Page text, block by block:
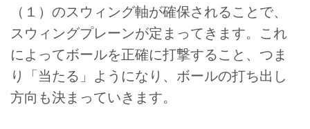
（１）のスウィング軸が確保されることで、
スウィングプレーンが定まってきます。これ
によってボールを正確に打撃すること、つま
り「当たる」ようになり、ボールの打ち出し
方向も決まっていきます。